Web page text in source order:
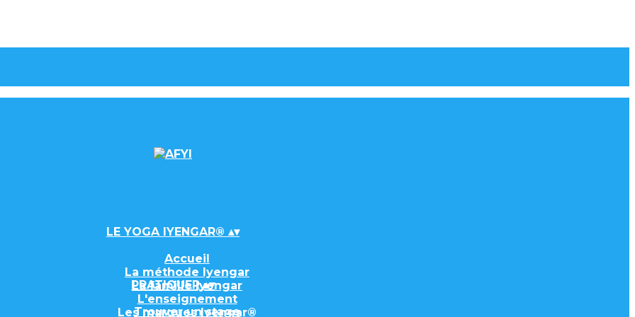
LE YOGA IYENGAR® ▴▾
Accueil
La méthode Iyengar
La famille Iyengar
L'enseignement
Les marques Iyengar®
PRATIQUER▴▾
Trouver un stage